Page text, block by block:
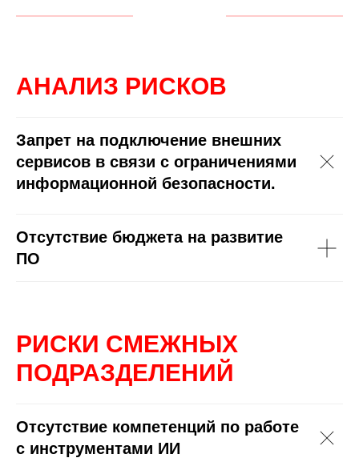
АНАЛИЗ РИСКОВ
Запрет на подключение внешних
сервисов в связи с ограничениями
информационной безопасности.
Отсутствие бюджета на развитие
ПО
РИСКИ СМЕЖНЫХ
ПОДРАЗДЕЛЕНИЙ
Отсутствие компетенций по работе
с инструментами ИИ